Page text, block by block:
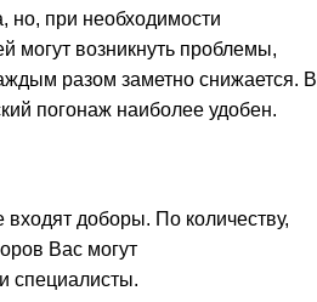
но, при необходимости
могут возникнуть проблемы,
разом заметно снижается. В
погонаж наиболее удобен.
доборы. По количеству,
Вас могут
специалисты.